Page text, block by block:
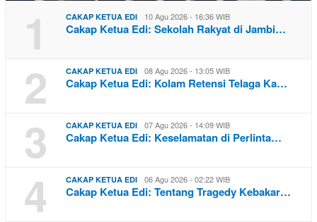
1 CAKAP KETUA EDI 10 Agu 2026 - 16:36 WIB
Cakap Ketua Edi: Sekolah Rakyat di Jambi…
2 CAKAP KETUA EDI 08 Agu 2026 - 13:05 WIB
Cakap Ketua Edi: Kolam Retensi Telaga Ka…
3 CAKAP KETUA EDI 07 Agu 2026 - 14:09 WIB
Cakap Ketua Edi: Keselamatan di Perlinta…
4 CAKAP KETUA EDI 06 Agu 2026 - 02:22 WIB
Cakap Ketua Edi: Tentang Tragedy Kebakar…